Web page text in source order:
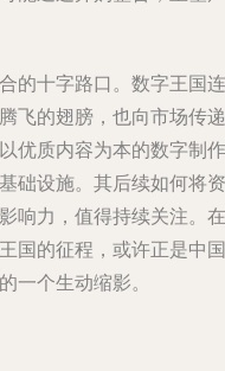
的十字路口。数字王国连
飞的翅膀，也向市场传递
优质内容为本的数字制作
础设施。其后续如何将资
响力，值得持续关注。在
国的征程，或许正是中国
一个生动缩影。